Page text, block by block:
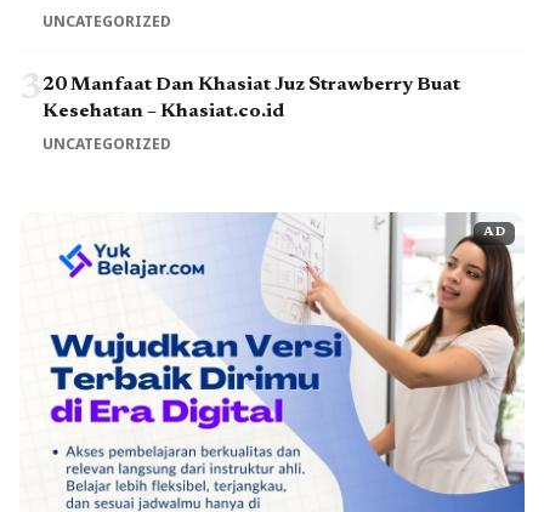
UNCATEGORIZED
320 Manfaat Dan Khasiat Juz Strawberry Buat
Kesehatan – Khasiat.co.id
UNCATEGORIZED
AD